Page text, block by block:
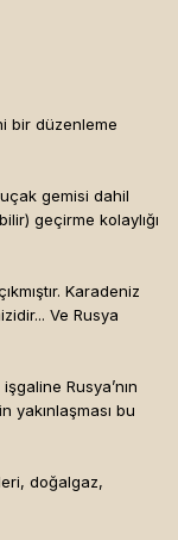
bir düzenleme
gemisi dahil
geçirme kolaylığı
Karadeniz
Ve Rusya
Rusya’nın
yakınlaşması bu
doğalgaz,